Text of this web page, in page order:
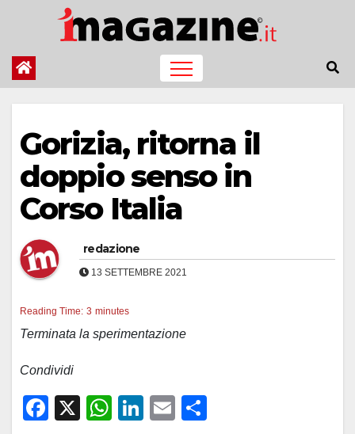
contenuto
Gorizia, ritorna il
doppio senso in
Corso Italia
redazione
13 SETTEMBRE 2021
Reading Time: 3 minutes
Terminata la sperimentazione
Condividi
F
X
W
Li
E